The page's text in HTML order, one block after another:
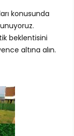
konusunda
beklentisini
altına alın.